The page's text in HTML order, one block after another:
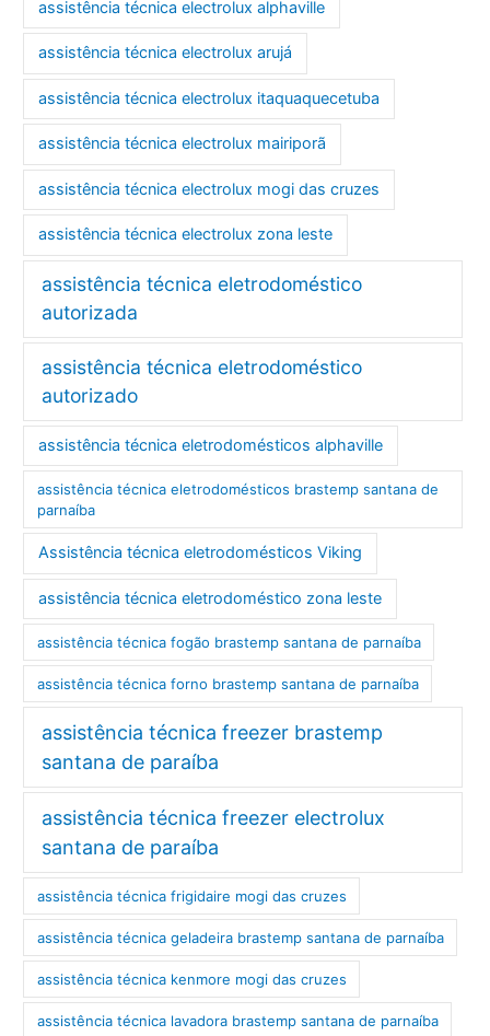
assistência técnica electrolux alphaville
assistência técnica electrolux arujá
assistência técnica electrolux itaquaquecetuba
assistência técnica electrolux mairiporã
assistência técnica electrolux mogi das cruzes
assistência técnica electrolux zona leste
assistência técnica eletrodoméstico
autorizada
assistência técnica eletrodoméstico
autorizado
assistência técnica eletrodomésticos alphaville
assistência técnica eletrodomésticos brastemp santana de
parnaíba
Assistência técnica eletrodomésticos Viking
assistência técnica eletrodoméstico zona leste
assistência técnica fogão brastemp santana de parnaíba
assistência técnica forno brastemp santana de parnaíba
assistência técnica freezer brastemp
santana de paraíba
assistência técnica freezer electrolux
santana de paraíba
assistência técnica frigidaire mogi das cruzes
assistência técnica geladeira brastemp santana de parnaíba
assistência técnica kenmore mogi das cruzes
assistência técnica lavadora brastemp santana de parnaíba